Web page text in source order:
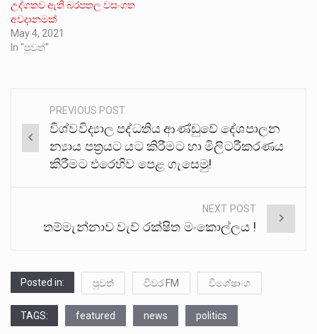
උද්ගතව ඇති බරපතල වසංගත
අවදානමක්
May 4, 2021
In "පුවත්"
Post
navigation
PREVIOUS POST
විශ්වවිද්‍යාල පද්ධතිය ආණ්ඩුවේ දේශපාලන
න්‍යාය පත්‍රයට යට කිරීමට හා මිලිටරීකරණය
කිරීමට එරෙහිව පෙළ ගැසෙමු!
NEXT POST
තම්මැන්නාව වැව් රක්ෂිත මංකොල්ලය !
Posted in: පුවත් විවර FM විශේෂාංග
TAGS: featured news politics